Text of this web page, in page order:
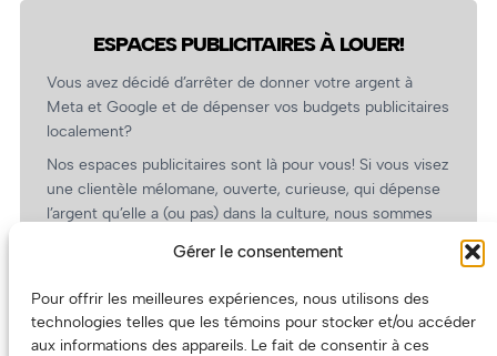
Gérer le consentement
Pour offrir les meilleures expériences, nous utilisons des
technologies telles que les témoins pour stocker et/ou accéder
aux informations des appareils. Le fait de consentir à ces
ESPACES PUBLICITAIRES À LOUER!
Vous avez décidé d’arrêter de donner votre argent à
Meta et Google et de dépenser vos budgets publicitaires
localement?
Nos espaces publicitaires sont là pour vous! Si vous visez
une clientèle mélomane, ouverte, curieuse, qui dépense
l’argent qu’elle a (ou pas) dans la culture, nous sommes
revient.
(Oui, on va avoir des tarifs spéciaux pour vous, les